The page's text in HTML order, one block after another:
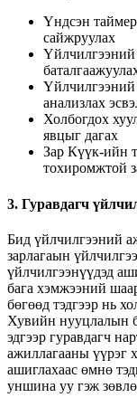
Үндсэн
сайжруулах
Үйлчилгээний
Үйлчилгээний
анализлах
Холбогдох
явцыг дагах
Зар Күүк-ийн
тохиромжтой
3. Гуравдагч
Бид үйлчилгээний
зарлагаын
үйлчилгээнүүдэд
бага хэмжээний
бөгөөд тэдгээр нь
Хувийн нууцлалын
эдгээр гуравдагч
ажиллагааны үүрэг
ашиглахаас өмнө
уншина уу гэж